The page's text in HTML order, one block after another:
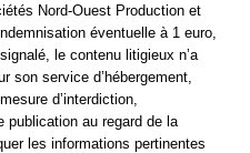
Nord-Ouest Production et
éventuelle à 1 euro,
le contenu litigieux n’a
son service d’hébergement,
d’interdiction,
publication au regard de la
les informations pertinentes